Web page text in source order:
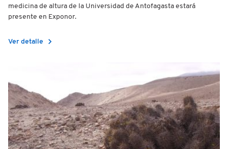
medicina de altura de la Universidad de Antofagasta estará
presente en Exponor.
Ver detalle chevron_right